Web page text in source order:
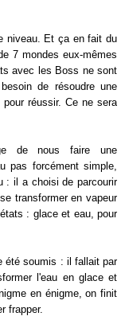
niveau. Et ça en fait du
7 mondes eux-mêmes
avec les Boss ne sont
de résoudre une
réussir. Ce ne sera
de nous faire une
pas forcément simple,
: il a choisi de parcourir
transformer en vapeur
: glace et eau, pour
été soumis : il fallait par
l'eau en glace et
en énigme, on finit
frapper.